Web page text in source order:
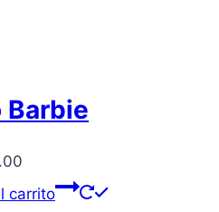
Barbie
carrito